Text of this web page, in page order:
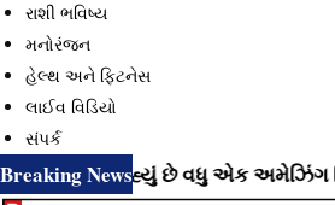
રાશી ભવિષ્ય
મનોરંજન
હેલ્થ અને ફિટનેસ
લાઈવ વિડિયો
સંપર્ક
Breaking News
રહ્યું છે વધુ એક અમેઝિંગ ફિચર્સ!